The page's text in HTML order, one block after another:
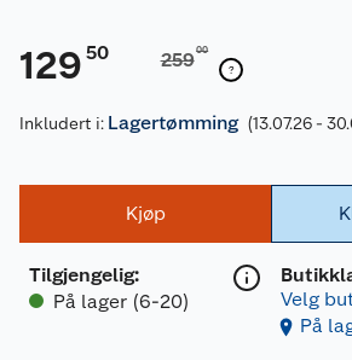
129 50 25900
Inkludert i: Lagertømming (13.07.26 -
Kjøp
Tilgjengelig:
På lager (6-20)
Velg
På